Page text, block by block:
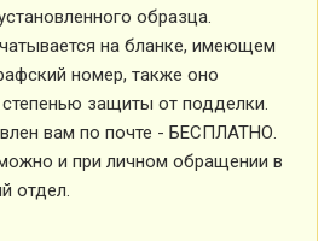
образца.
на бланке, имеющем
номер, также оно
защиты от подделки.
вам по почте - БЕСПЛАТНО.
и при личном обращении в
отдел.